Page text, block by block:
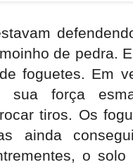
de pedra.
foguetes. Em
sua força
tiros. Os
ainda
o